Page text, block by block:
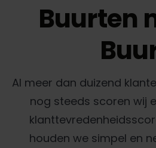
Buurten
Al meer dan duizend
nog steeds scoren wij
houden we simpel en